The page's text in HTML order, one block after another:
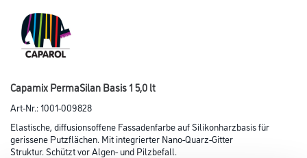
Capamix PermaSilan Basis 1 5,0 lt
Art-Nr.:1001-009828
Elastische, diffusionsoffene Fassadenfarbe auf Silikonharzbasis für
gerissene Putzflächen. Mit integrierter Nano-Quarz-Gitter
Struktur. Schützt vor Algen- und Pilzbefall.